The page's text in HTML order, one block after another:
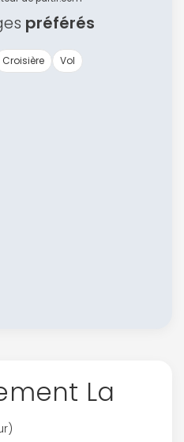
préférés
Croisière Vol
La